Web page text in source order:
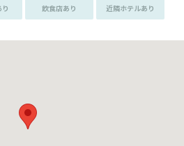
飲食店あり 近隣ホテルあり